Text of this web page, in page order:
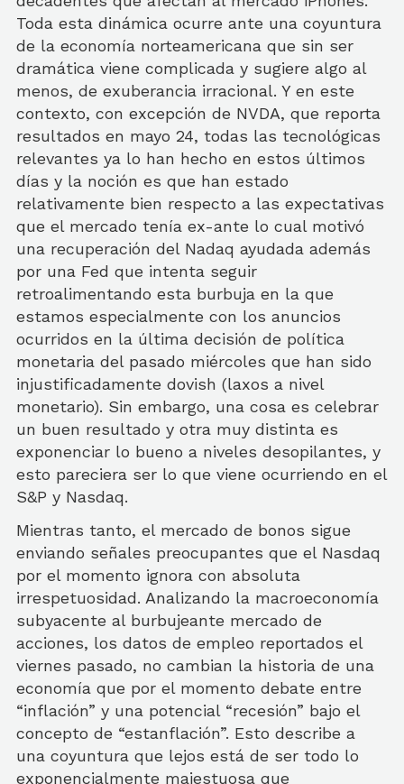
Toda esta dinámica ocurre ante una coyuntura
de la economía norteamericana que sin ser
dramática viene complicada y sugiere algo al
menos, de exuberancia irracional. Y en este
contexto, con excepción de NVDA, que reporta
resultados en mayo 24, todas las tecnológicas
relevantes ya lo han hecho en estos últimos
días y la noción es que han estado
relativamente bien respecto a las expectativas
que el mercado tenía ex-ante lo cual motivó
una recuperación del Nadaq ayudada además
por una Fed que intenta seguir
retroalimentando esta burbuja en la que
estamos especialmente con los anuncios
ocurridos en la última decisión de política
monetaria del pasado miércoles que han sido
injustificadamente dovish (laxos a nivel
monetario). Sin embargo, una cosa es celebrar
un buen resultado y otra muy distinta es
exponenciar lo bueno a niveles desopilantes, y
esto pareciera ser lo que viene ocurriendo en el
S&P y Nasdaq.
Mientras tanto, el mercado de bonos sigue
enviando señales preocupantes que el Nasdaq
por el momento ignora con absoluta
irrespetuosidad. Analizando la macroeconomía
subyacente al burbujeante mercado de
acciones, los datos de empleo reportados el
viernes pasado, no cambian la historia de una
economía que por el momento debate entre
“inflación” y una potencial “recesión” bajo el
concepto de “estanflación”. Esto describe a
una coyuntura que lejos está de ser todo lo
exponencialmente majestuosa que